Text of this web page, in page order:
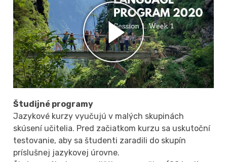
Študijné programy
Jazykové kurzy vyučujú v malých skupinách
skúsení učitelia. Pred začiatkom kurzu sa uskutoční
testovanie, aby sa študenti zaradili do skupín
príslušnej jazykovej úrovne.